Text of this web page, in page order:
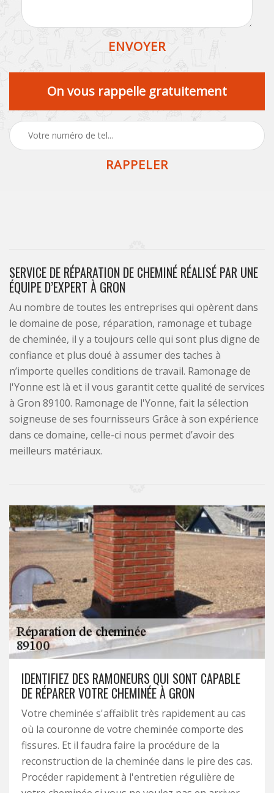
On vous rappelle gratuitement
SERVICE DE RÉPARATION DE CHEMINÉ RÉALISÉ PAR UNE
ÉQUIPE D’EXPERT À GRON
Au nombre de toutes les entreprises qui opèrent dans
le domaine de pose, réparation, ramonage et tubage
de cheminée, il y a toujours celle qui sont plus digne de
confiance et plus doué à assumer des taches à
n’importe quelles conditions de travail. Ramonage de
l'Yonne est là et il vous garantit cette qualité de services
à Gron 89100. Ramonage de l'Yonne, fait la sélection
soigneuse de ses fournisseurs Grâce à son expérience
dans ce domaine, celle-ci nous permet d’avoir des
meilleurs matériaux.
IDENTIFIEZ DES RAMONEURS QUI SONT CAPABLE
DE RÉPARER VOTRE CHEMINÉE À GRON
Votre cheminée s'affaiblit très rapidement au cas
où la couronne de votre cheminée comporte des
fissures. Et il faudra faire la procédure de la
reconstruction de la cheminée dans le pire des cas.
Procéder rapidement à l'entretien régulière de